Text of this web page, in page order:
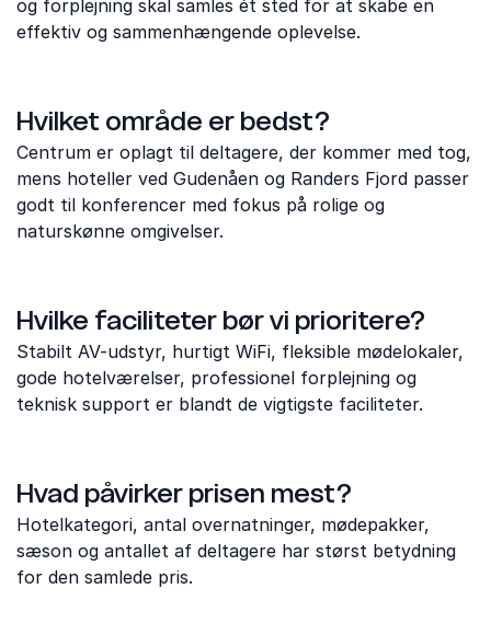
og forplejning skal samles ét sted for at skabe en
effektiv og sammenhængende oplevelse.
Hvilket område er bedst?
Centrum er oplagt til deltagere, der kommer med tog,
mens hoteller ved Gudenåen og Randers Fjord passer
godt til konferencer med fokus på rolige og
naturskønne omgivelser.
Hvilke faciliteter bør vi prioritere?
Stabilt AV-udstyr, hurtigt WiFi, fleksible mødelokaler,
gode hotelværelser, professionel forplejning og
teknisk support er blandt de vigtigste faciliteter.
Hvad påvirker prisen mest?
Hotelkategori, antal overnatninger, mødepakker,
sæson og antallet af deltagere har størst betydning
for den samlede pris.